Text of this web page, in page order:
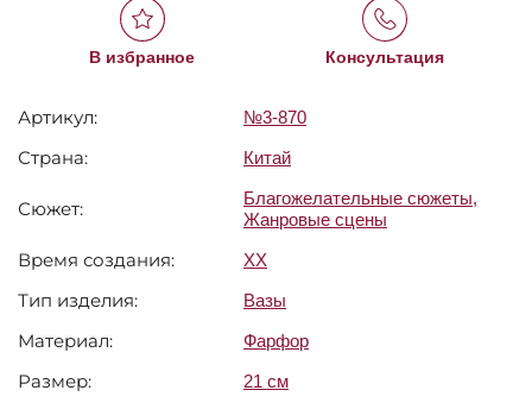
В избранное Консультация
Артикул: №3-870
Страна: Китай
Сюжет: Благожелательные сюжеты,
Жанровые сцены
Время создания: XX
Тип изделия: Вазы
Материал: Фарфор
Размер: 21 см